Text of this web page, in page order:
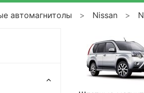
автомагнитолы Nissan